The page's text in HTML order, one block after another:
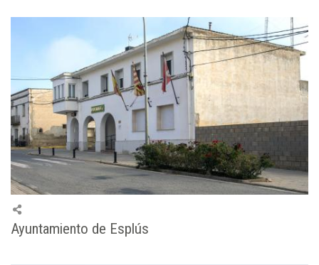
Ayuntamiento de Esplús